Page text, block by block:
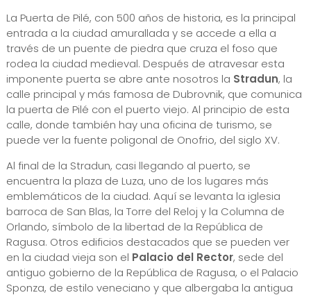
La Puerta de Pilé, con 500 años de historia, es la principal
entrada a la ciudad amurallada y se accede a ella a
través de un puente de piedra que cruza el foso que
rodea la ciudad medieval. Después de atravesar esta
imponente puerta se abre ante nosotros la Stradun, la
calle principal y más famosa de Dubrovnik, que comunica
la puerta de Pilé con el puerto viejo. Al principio de esta
calle, donde también hay una oficina de turismo, se
puede ver la fuente poligonal de Onofrio, del siglo XV.
Al final de la Stradun, casi llegando al puerto, se
encuentra la plaza de Luza, uno de los lugares más
emblemáticos de la ciudad. Aquí se levanta la iglesia
barroca de San Blas, la Torre del Reloj y la Columna de
Orlando, símbolo de la libertad de la República de
Ragusa. Otros edificios destacados que se pueden ver
en la ciudad vieja son el Palacio del Rector, sede del
antiguo gobierno de la República de Ragusa, o el Palacio
Sponza, de estilo veneciano y que albergaba la antigua